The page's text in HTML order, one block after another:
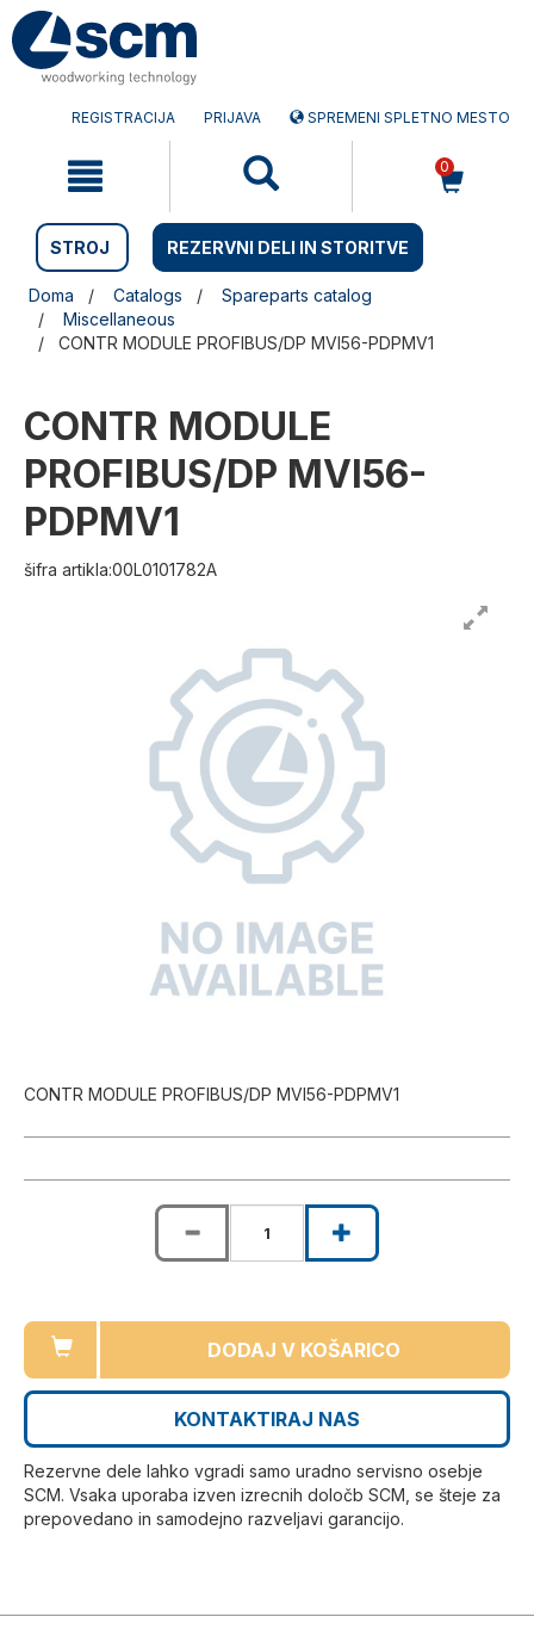
Preskočite
na
vsebino
Preskočite
na
navigacijski
REGISTRACIJA PRIJAVA SPREMENI SPLETNO MESTO
0
STROJ REZERVNI DELI IN STORITVE
Doma Catalogs
Spareparts catalog
Miscellaneous
CONTR MODULE PROFIBUS/DP MVI56-PDPMV1
CONTR MODULE
PROFIBUS/DP MVI56-
PDPMV1
šifra artikla:00L0101782A
CONTR MODULE PROFIBUS/DP MVI56-PDPMV1
DODAJ V KOŠARICO
KONTAKTIRAJ NAS
Rezervne dele lahko vgradi samo uradno servisno osebje
SCM. Vsaka uporaba izven izrecnih določb SCM, se šteje za
prepovedano in samodejno razveljavi garancijo.